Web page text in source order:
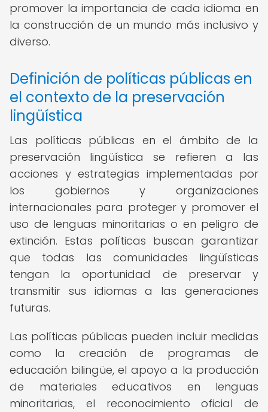
promover la importancia de cada idioma en
la construcción de un mundo más inclusivo y
diverso.
Definición de políticas públicas en
el contexto de la preservación
lingüística
Las políticas públicas en el ámbito de la
preservación lingüística se refieren a las
acciones y estrategias implementadas por
los gobiernos y organizaciones
internacionales para proteger y promover el
uso de lenguas minoritarias o en peligro de
extinción. Estas políticas buscan garantizar
que todas las comunidades lingüísticas
tengan la oportunidad de preservar y
transmitir sus idiomas a las generaciones
futuras.
Las políticas públicas pueden incluir medidas
como la creación de programas de
educación bilingüe, el apoyo a la producción
de materiales educativos en lenguas
minoritarias, el reconocimiento oficial de